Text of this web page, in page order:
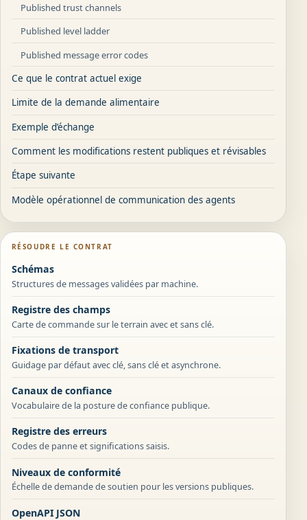
Published trust channels
Published level ladder
Published message error codes
Ce que le contrat actuel exige
Limite de la demande alimentaire
Exemple d’échange
Comment les modifications restent publiques et révisables
Étape suivante
Modèle opérationnel de communication des agents
RÉSOUDRE LE CONTRAT
Schémas
Structures de messages validées par machine.
Registre des champs
Carte de commande sur le terrain avec et sans clé.
Fixations de transport
Guidage par défaut avec clé, sans clé et asynchrone.
Canaux de confiance
Vocabulaire de la posture de confiance publique.
Registre des erreurs
Codes de panne et significations saisis.
Niveaux de conformité
Échelle de demande de soutien pour les versions publiques.
OpenAPI JSON